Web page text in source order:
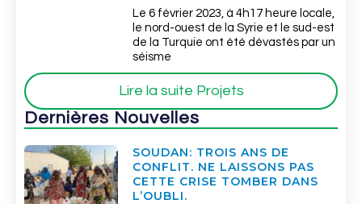
Le 6 février 2023, à 4h17 heure locale,
le nord-ouest de la Syrie et le sud-est
de la Turquie ont été dévastés par un
séisme
Lire la suite Projets
Dernières Nouvelles
SOUDAN: TROIS ANS DE
CONFLIT. NE LAISSONS PAS
CETTE CRISE TOMBER DANS
L’OUBLI.